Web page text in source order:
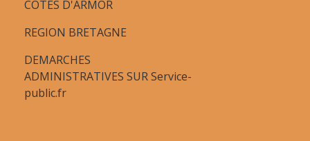
COTES D'ARMOR
REGION BRETAGNE
DEMARCHES
ADMINISTRATIVES SUR Service-
public.fr